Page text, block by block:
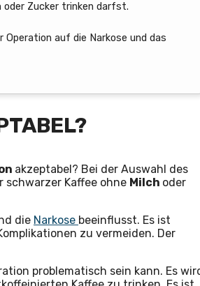
oder Zucker trinken darfst.
Operation auf die Narkose und das
akzeptabel? Bei der Auswahl des
schwarzer Kaffee ohne Milch oder
die Narkose beeinflusst. Es ist
zu vermeiden. Der
problematisch sein kann. Es